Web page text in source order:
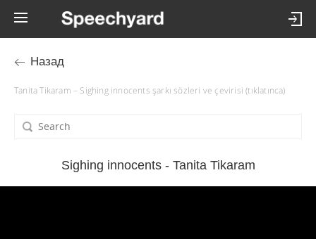
Назад
Tanita Tikaram – Sighing innocents şarkı sözleri ve çevirisi (tıklatınca)
Sighing innocents - Tanita Tikaram